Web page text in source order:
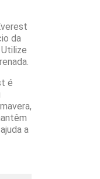
da
é
a